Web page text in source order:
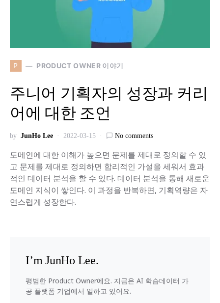
P PRODUCT OWNER 이야기
주니어 기획자의 성장과 커리
어에 대한 조언
by JunHo Lee 2022-03-15 No comments
도메인에 대한 이해가 높으면 문제를 제대로 정의할 수 있
고 문제를 제대로 정의하면 합리적인 가설을 세워서 효과
적인 데이터 분석을 할 수 있다. 데이터 분석을 통해 새로운
도메인 지식이 쌓인다. 이 과정을 반복하면, 기획역량은 자
연스럽게 성장한다.
I’m JunHo Lee.
평범한 Product Owner에요. 지금은 AI 학습데이터 가
공 플랫폼 기업에서 일하고 있어요.